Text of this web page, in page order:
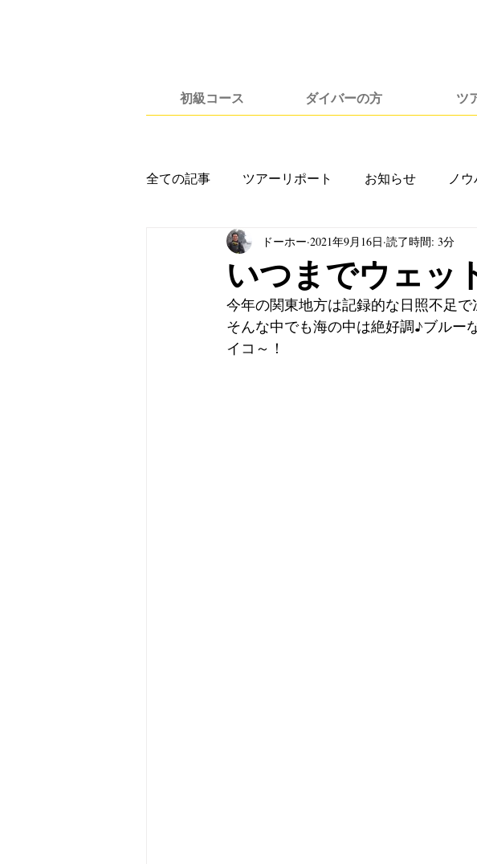
初級コース ダイバーの方 ツ
全ての記事 ツアーリポート お知らせ ノ
いつまでウェッ
ドーホー 2021年9月16日 読了時間: 3分
今年の関東地方は記録的な日照不足で
そんな中でも海の中は絶好調♪ブルー
イコ～！